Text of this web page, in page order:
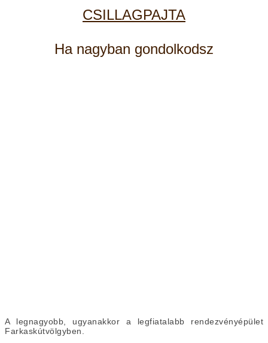
CSILLAGPAJTA
Ha nagyban gondolkodsz
A legnagyobb, ugyanakkor a legfiatalabb rendezvényépület
Farkaskútvölgyben.